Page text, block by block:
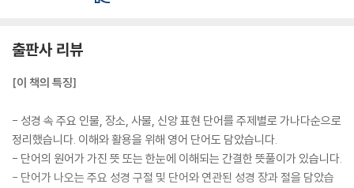
출판사 리뷰
[이 책의 특징]
- 성경 속 주요 인물, 장소, 사물, 신앙 표현 단어를 주제별로 가나다순으로
정리했습니다. 이해와 활용을 위해 영어 단어도 담았습니다.
- 단어의 원어가 가진 뜻 또는 한눈에 이해되는 간결한 뜻풀이가 있습니다.
- 단어가 나오는 주요 성경 구절 및 단어와 연관된 성경 장과 절을 담았습